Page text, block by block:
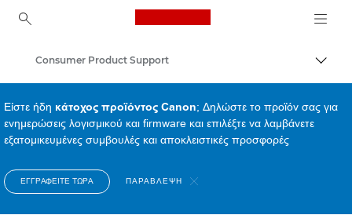
Canon Logo, back to
Consumer Product Support
Είστε ήδη κάτοχος προϊόντος Canon; Δηλώστε το προϊόν σας για
ενημερώσεις λογισμικού και firmware και επιλέξτε να λαμβάνετε
εξατομικευμένες συμβουλές και αποκλειστικές προσφορές
ΕΓΓΡΑΦΕΊΤΕ ΤΏΡΑ ΠΑΡΆΒΛΕΨΗ